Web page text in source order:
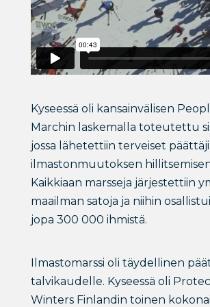
Kyseessä oli kansainvälisen
Marchin laskemalla toteutettu
jossa lähetettiin terveiset
ilmastonmuutoksen
Kaikkiaan marsseja järjestettiin
maailman satoja ja niihin
jopa 300 000 ihmistä.
Ilmastomarssi oli täydellinen
talvikaudelle. Kyseessä oli
Winters Finlandin toinen